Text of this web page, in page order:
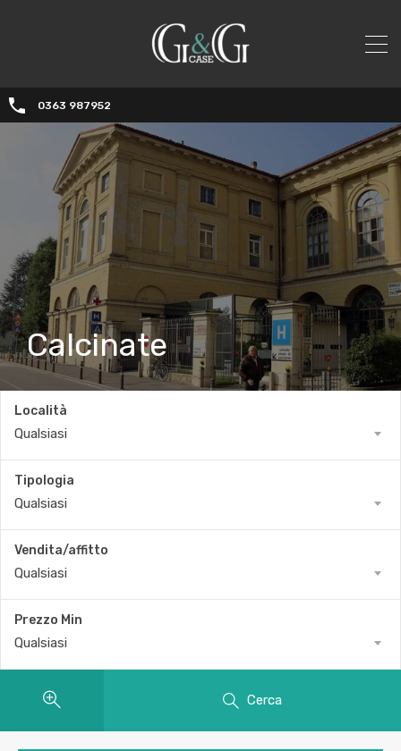
0363 987952
Calcinate
Località
Qualsiasi
Tipologia
Qualsiasi
Vendita/affitto
Qualsiasi
Prezzo Min
Qualsiasi
Cerca